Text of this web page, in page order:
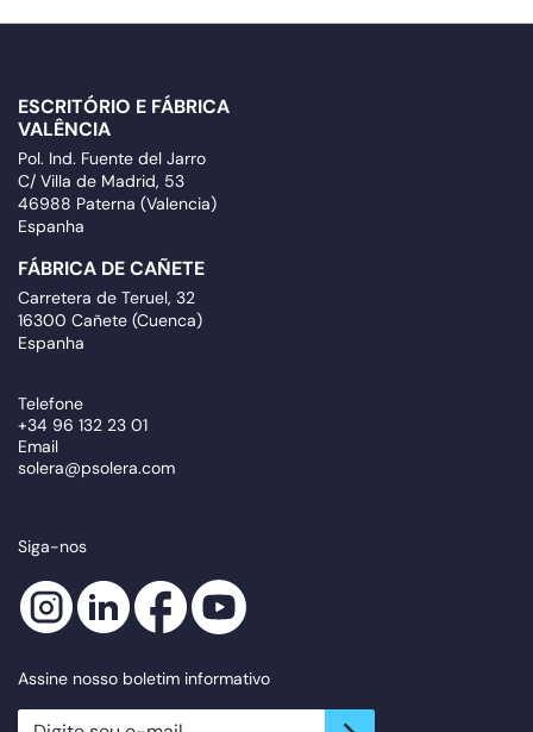
ESCRITÓRIO E FÁBRICA
VALÊNCIA
Pol. Ind. Fuente del Jarro
C/ Villa de Madrid, 53
46988 Paterna (Valencia)
Espanha
FÁBRICA DE CAÑETE
Carretera de Teruel, 32
16300 Cañete (Cuenca)
Espanha
Telefone
+34 96 132 23 01
Email
solera@psolera.com
Siga-nos
Assine nosso boletim informativo
newsletter.suscribe